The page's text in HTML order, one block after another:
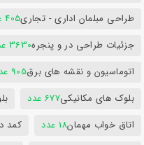
طراحی مبلمان اداری - تجاری405 عدد
جزئیات طراحی در و پنجره3630 عدد
اتوماسیون و نقشه های برق905 عدد
بلوک های مکانیکی677 عدد
اتاق خواب مهمان18 عدد کمد